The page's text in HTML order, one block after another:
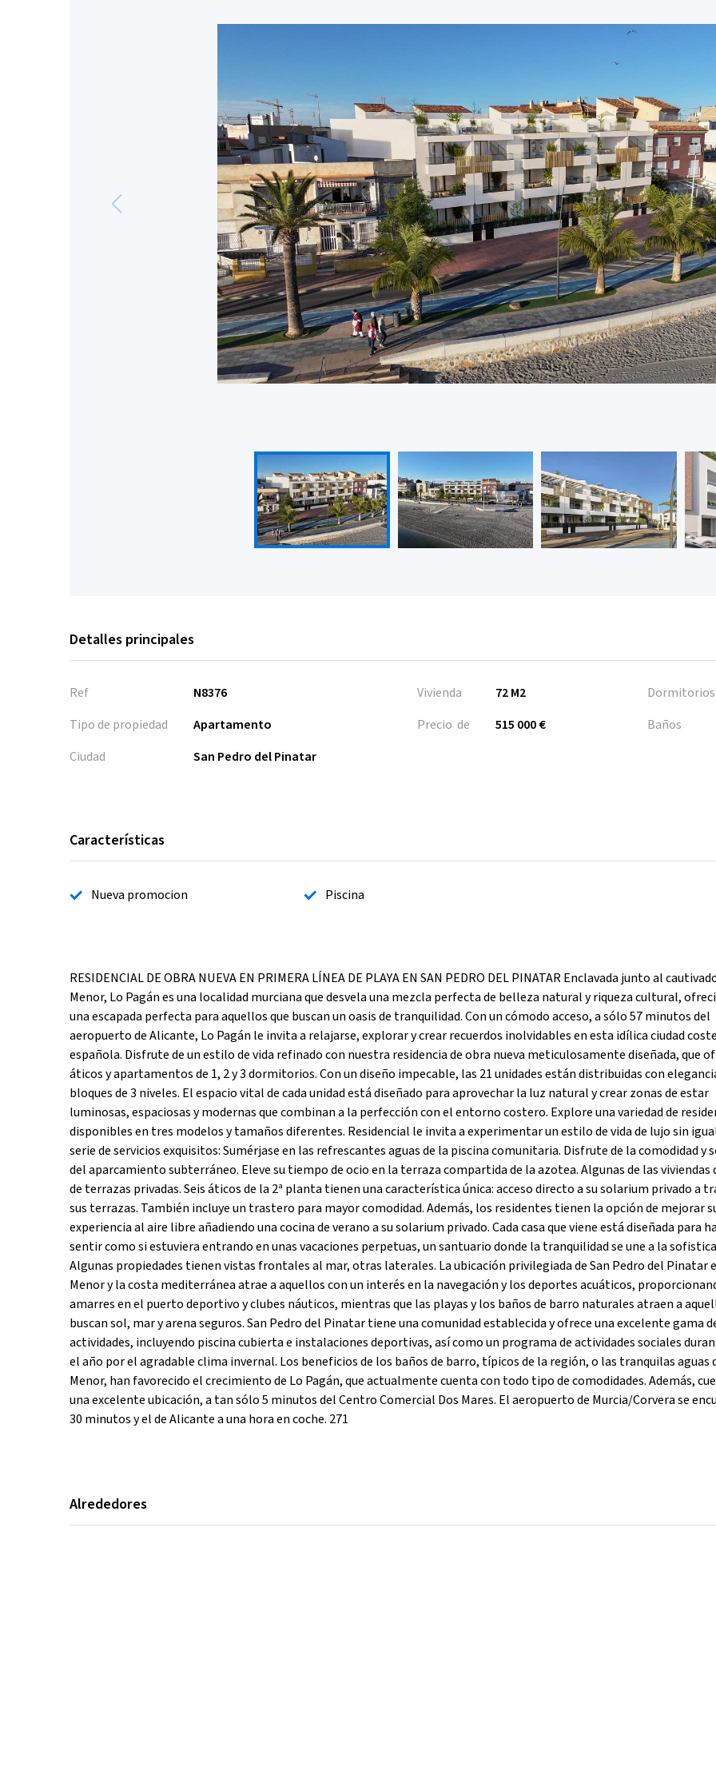
Detalles principales
Ref
N8376
Tipo de propiedad
Apartamento
Ciudad
San Pedro del Pinatar
Vivienda
72 M2
Precio de
515 000 €
Dormitorios
Baños
Características
Nueva promocion Piscina
RESIDENCIAL DE OBRA NUEVA EN PRIMERA LÍNEA DE PLAYA EN SAN PEDRO DEL PINATAR Enclavada junto al
Menor, Lo Pagán es una localidad murciana que desvela una mezcla perfecta de belleza natural y riqueza cultural,
una escapada perfecta para aquellos que buscan un oasis de tranquilidad. Con un cómodo acceso, a sólo 57 minutos del
aeropuerto de Alicante, Lo Pagán le invita a relajarse, explorar y crear recuerdos inolvidables en esta idílica ciudad
española. Disfrute de un estilo de vida refinado con nuestra residencia de obra nueva meticulosamente diseñada, que
áticos y apartamentos de 1, 2 y 3 dormitorios. Con un diseño impecable, las 21 unidades están distribuidas con
bloques de 3 niveles. El espacio vital de cada unidad está diseñado para aprovechar la luz natural y crear zonas de estar
luminosas, espaciosas y modernas que combinan a la perfección con el entorno costero. Explore una variedad de
disponibles en tres modelos y tamaños diferentes. Residencial le invita a experimentar un estilo de vida de lujo sin
serie de servicios exquisitos: Sumérjase en las refrescantes aguas de la piscina comunitaria. Disfrute de la comodidad y
del aparcamiento subterráneo. Eleve su tiempo de ocio en la terraza compartida de la azotea. Algunas de las viviendas
de terrazas privadas. Seis áticos de la 2ª planta tienen una característica única: acceso directo a su solarium privado a
sus terrazas. También incluye un trastero para mayor comodidad. Además, los residentes tienen la opción de mejorar
experiencia al aire libre añadiendo una cocina de verano a su solarium privado. Cada casa que viene está diseñada para
sentir como si estuviera entrando en unas vacaciones perpetuas, un santuario donde la tranquilidad se une a la
Algunas propiedades tienen vistas frontales al mar, otras laterales. La ubicación privilegiada de San Pedro del Pinatar
Menor y la costa mediterránea atrae a aquellos con un interés en la navegación y los deportes acuáticos,
amarres en el puerto deportivo y clubes náuticos, mientras que las playas y los baños de barro naturales atraen a
buscan sol, mar y arena seguros. San Pedro del Pinatar tiene una comunidad establecida y ofrece una excelente gama
actividades, incluyendo piscina cubierta e instalaciones deportivas, así como un programa de actividades sociales
el año por el agradable clima invernal. Los beneficios de los baños de barro, típicos de la región, o las tranquilas aguas
Menor, han favorecido el crecimiento de Lo Pagán, que actualmente cuenta con todo tipo de comodidades. Además,
una excelente ubicación, a tan sólo 5 minutos del Centro Comercial Dos Mares. El aeropuerto de Murcia/Corvera se
30 minutos y el de Alicante a una hora en coche. 271
Alrededores